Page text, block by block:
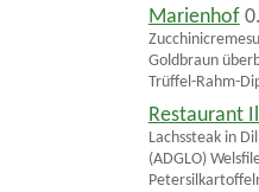
Marienhof
Goldbraun
Trüffel-Rahm-
Restaurant
Lachssteak in
(ADGLO)